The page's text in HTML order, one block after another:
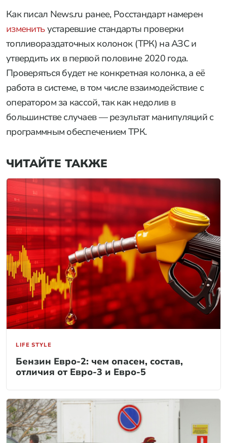
Как писал News.ru ранее, Росстандарт намерен
изменитьустаревшие стандарты проверки
топливораздаточных колонок (ТРК) на АЗС и
утвердить их в первой половине 2020 года.
Проверяться будет не конкретная колонка, а её
работа в системе, в том числе взаимодействие с
оператором за кассой, так как недолив в
большинстве случаев — результат манипуляций с
программным обеспечением ТРК.
ЧИТАЙТЕ ТАКЖЕ
LIFE STYLE
Бензин Евро-2: чем опасен, состав,
отличия от Евро-3 и Евро-5